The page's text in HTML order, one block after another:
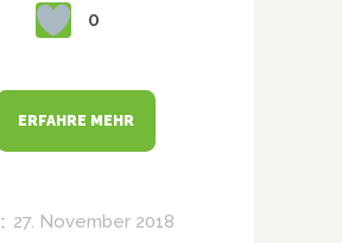
0
ERFAHRE MEHR
27. November 2018